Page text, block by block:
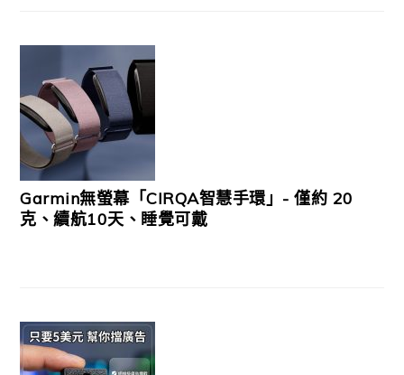
Garmin無螢幕「CIRQA智慧手環」- 僅約 20
克、續航10天、睡覺可戴